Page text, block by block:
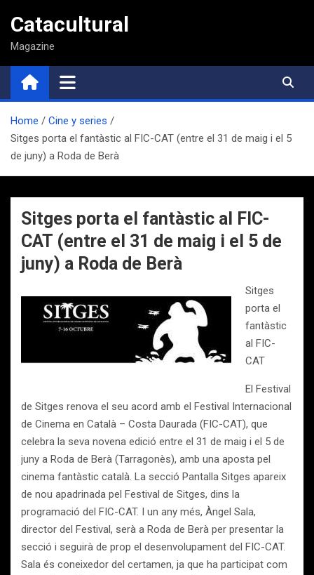
contenido
Catacultural
Magazine
Home
Cine y series
Sitges porta el fantàstic al FIC-CAT (entre el 31 de maig i el 5
de juny) a Roda de Berà
Sitges porta el fantàstic al FIC-
CAT (entre el 31 de maig i el 5 de
juny) a Roda de Berà
Sitges
porta el
fantàstic
al FIC-
CAT
El Festival
de Sitges renova el seu acord amb el Festival Internacional
de Cinema en Català – Costa Daurada (FIC-CAT), que
celebra la seva novena edició entre el 31 de maig i el 5 de
juny a Roda de Berà (Tarragonès), amb una aposta pel
cinema fantàstic català. La secció Pantalla Sitges apareix
de nou apadrinada pel Festival de Sitges, dins la
programació del FIC-CAT. I un any més, Àngel Sala,
director del Festival, serà a Roda de Berà per presentar la
secció i seguirà de prop el desenvolupament del FIC-CAT.
Sala és coneixedor del certamen, ja que ha participat com